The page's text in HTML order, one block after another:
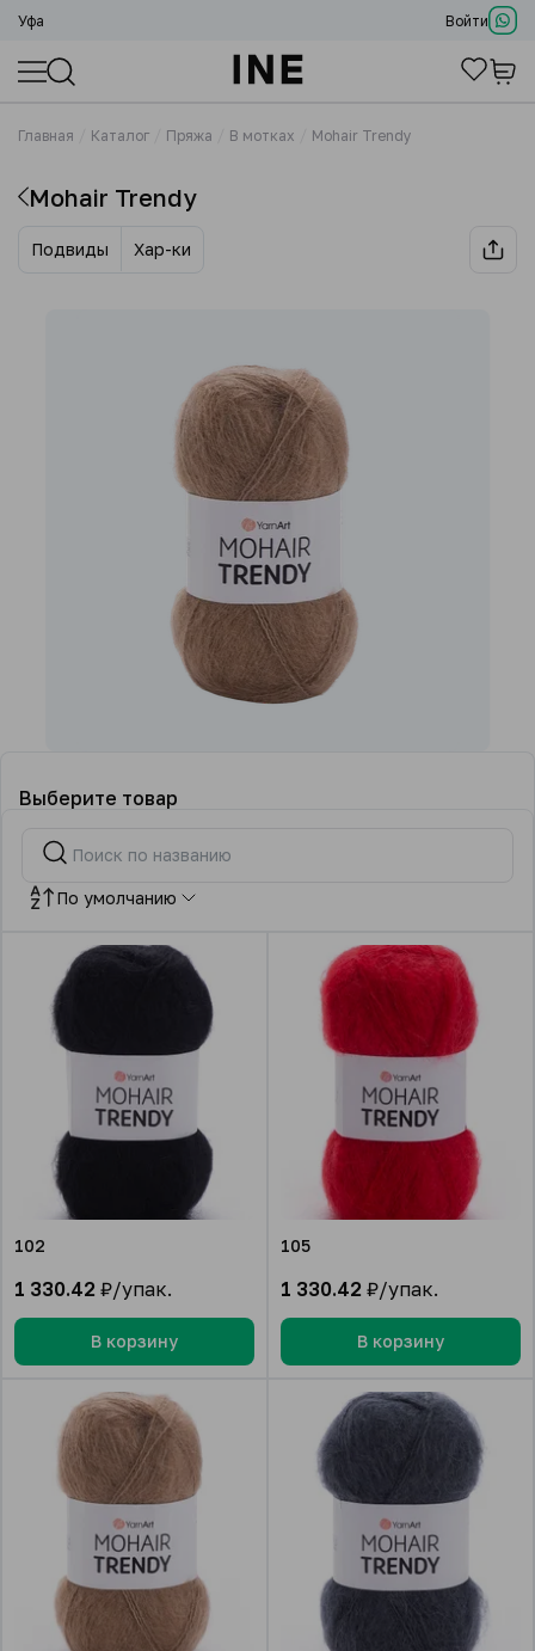
Уфа Войти
Главная Каталог Пряжа В мотках Mohair Trendy
Mohair Trendy
Подвиды Хар-ки
Выберите товар
По умолчанию
102
1 330.42 ₽/упак.
В корзину
105
1 330.42 ₽/упак.
В корзину